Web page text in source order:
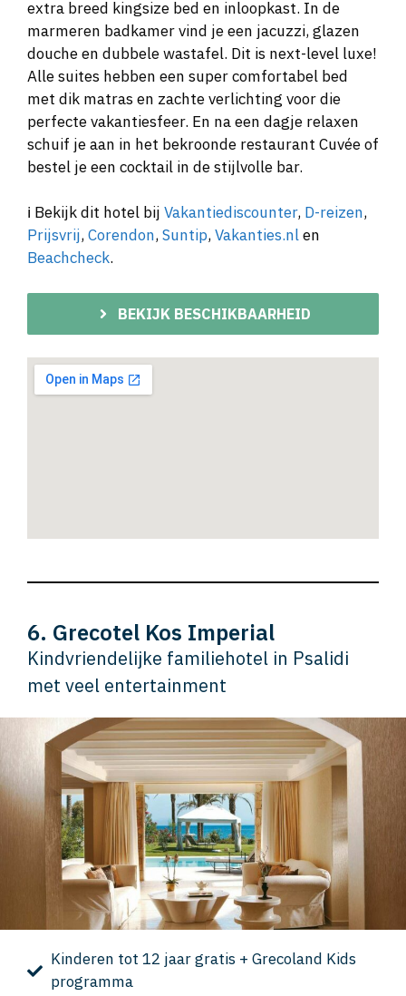
extra breed kingsize bed en inloopkast. In de
marmeren badkamer vind je een jacuzzi, glazen
douche en dubbele wastafel. Dit is next-level luxe!
Alle suites hebben een super comfortabel bed
met dik matras en zachte verlichting voor die
perfecte vakantiesfeer. En na een dagje relaxen
schuif je aan in het bekroonde restaurant Cuvée of
bestel je een cocktail in de stijlvolle bar.
ℹ️ Bekijk dit hotel bij Vakantiediscounter, D-reizen,
Prijsvrij,Corendon,Suntip,Vakanties.nlen
Beachcheck.
BEKIJK BESCHIKBAARHEID
6. Grecotel Kos Imperial
Kindvriendelijke familiehotel in Psalidi
met veel entertainment
Kinderen tot 12 jaar gratis + Grecoland Kids
programma